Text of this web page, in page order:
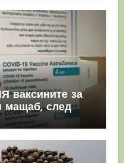
ваксините за
мащаб, след